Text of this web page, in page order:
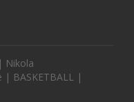
| Nikola
| BASKETBALL |